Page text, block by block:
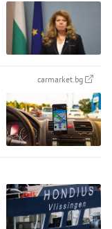
carmarket.bg